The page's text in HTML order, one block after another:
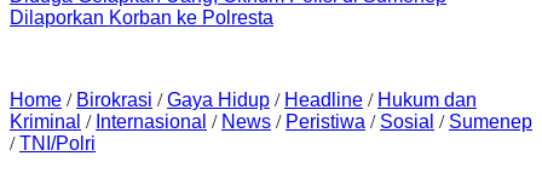
Dilaporkan Korban ke Polresta
Home / Birokrasi /Gaya Hidup / Headline / Hukum dan
Kriminal / Internasional / News / Peristiwa / Sosial / Sumenep
/TNI/Polri